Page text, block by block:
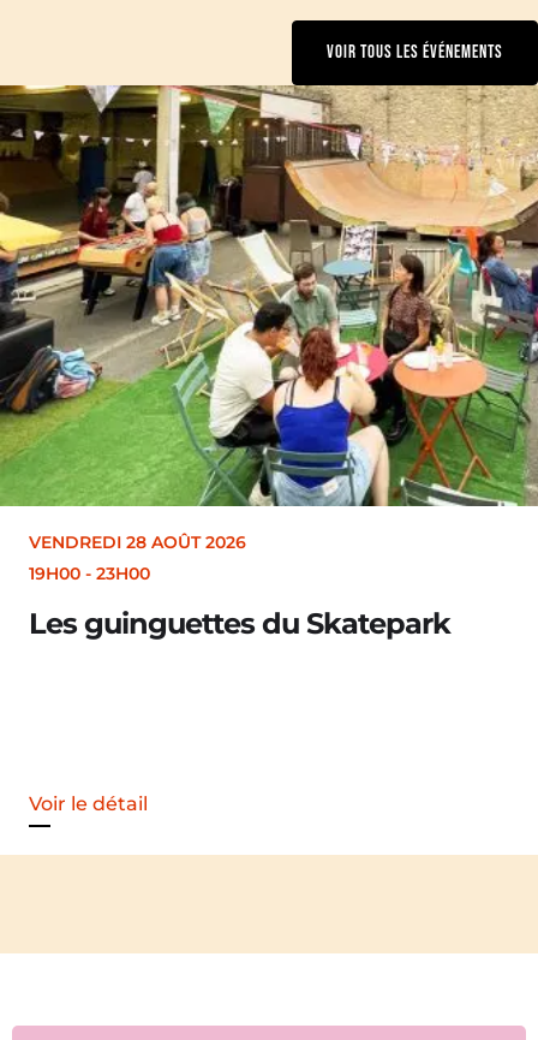
VOIR TOUS LES ÉVÉNEMENTS
VENDREDI 28 AOÛT 2026
19H30
Merle [Un dernier soir d’été :
Voir le détail